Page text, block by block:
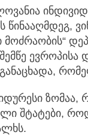
წინააღმდეგ,
მოძრაობის“
ევროპისა
შტატები,